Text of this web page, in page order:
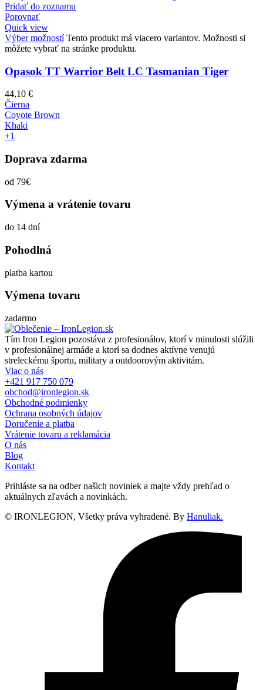
Pridať do zoznamu
Porovnať
Quick view
Výber možností Tento produkt má viacero variantov. Možnosti si
môžete vybrať na stránke produktu.
Opasok TT Warrior Belt LC Tasmanian Tiger
44,10 €
Čierna
Coyote Brown
Khaki
+1
Doprava zdarma
od 79€
Výmena a vrátenie tovaru
do 14 dní
Pohodlná
platba kartou
Výmena tovaru
zadarmo
Tím Iron Legion pozostáva z profesionálov, ktorí v minulosti slúžili
v profesionálnej armáde a ktorí sa dodnes aktívne venujú
streleckému športu, military a outdoorovým aktivitám.
Viac o nás
+421 917 750 079
obchod@ironlegion.sk
Obchodné podmienky
Ochrana osobných údajov
Doručenie a platba
Vrátenie tovaru a reklamácia
O nás
Blog
Kontakt
Prihláste sa na odber našich noviniek a majte vždy prehľad o
aktuálnych zľavách a novinkách.
© IRONLEGION, Všetky práva vyhradené. By Hanuliak.